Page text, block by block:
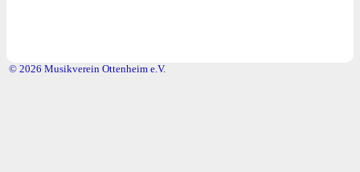
© 2026 Musikverein Ottenheim e.V.